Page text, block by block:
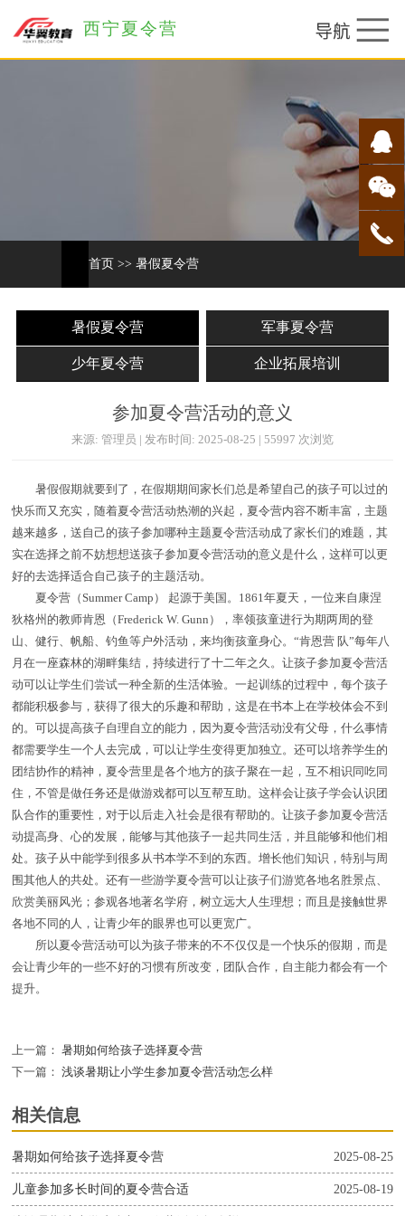
西宁夏令营
首页 >> 暑假夏令营
暑假夏令营 军事夏令营
少年夏令营 企业拓展培训
参加夏令营活动的意义
来源: 管理员 | 发布时间: 2025-08-25 | 55997 次浏览
暑假假期就要到了，在假期期间家长们总是希望自己的孩子可以过的
快乐而又充实，随着夏令营活动热潮的兴起，夏令营内容不断丰富，主题
越来越多，送自己的孩子参加哪种主题夏令营活动成了家长们的难题，其
实在选择之前不妨想想送孩子参加夏令营活动的意义是什么，这样可以更
好的去选择适合自己孩子的主题活动。
夏令营（Summer Camp） 起源于美国。1861年夏天，一位来自康涅
狄格州的教师肯恩（Frederick W. Gunn），率领孩童进行为期两周的登
山、健行、帆船、钓鱼等户外活动，来均衡孩童身心。“肯恩营 队”每年八
月在一座森林的湖畔集结，持续进行了十二年之久。让孩子参加夏令营活
动可以让学生们尝试一种全新的生活体验。一起训练的过程中，每个孩子
都能积极参与，获得了很大的乐趣和帮助，这是在书本上在学校体会不到
的。可以提高孩子自理自立的能力，因为夏令营活动没有父母，什么事情
都需要学生一个人去完成，可以让学生变得更加独立。还可以培养学生的
团结协作的精神，夏令营里是各个地方的孩子聚在一起，互不相识同吃同
住，不管是做任务还是做游戏都可以互帮互助。这样会让孩子学会认识团
队合作的重要性，对于以后走入社会是很有帮助的。让孩子参加夏令营活
动提高身、心的发展，能够与其他孩子一起共同生活，并且能够和他们相
处。孩子从中能学到很多从书本学不到的东西。增长他们知识，特别与周
围其他人的共处。还有一些游学夏令营可以让孩子们游览各地名胜景点、
欣赏美丽风光；参观各地著名学府，树立远大人生理想；而且是接触世界
各地不同的人，让青少年的眼界也可以更宽广。
所以夏令营活动可以为孩子带来的不不仅仅是一个快乐的假期，而是
会让青少年的一些不好的习惯有所改变，团队合作，自主能力都会有一个
提升。
上一篇： 暑期如何给孩子选择夏令营
下一篇： 浅谈暑期让小学生参加夏令营活动怎么样
相关信息
2025-08-25
暑期如何给孩子选择夏令营
2025-08-19
儿童参加多长时间的夏令营合适